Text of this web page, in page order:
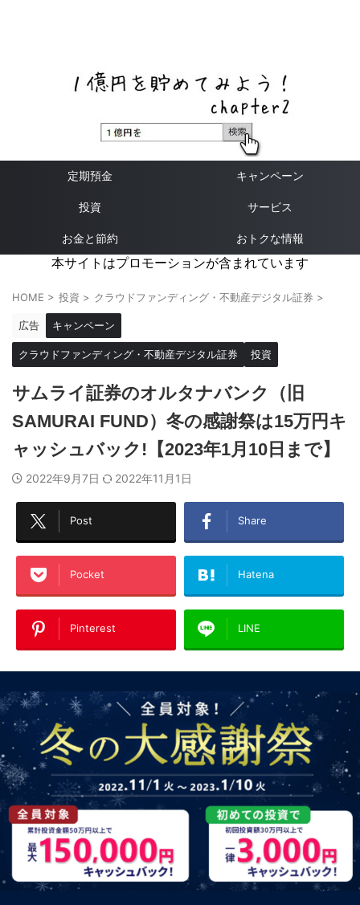
定期預金 キャンペーン
投資 サービス
お金と節約 おトクな情報
本サイトはプロモーションが含まれています
HOME > 投資 > クラウドファンディング・不動産デジタル証券 >
広告 キャンペーン
クラウドファンディング・不動産デジタル証券 投資
サムライ証券のオルタナバンク（旧
SAMURAI FUND）冬の感謝祭は15万円キ
ャッシュバック!【2023年1月10日まで】
2022年9月7日 2022年11月1日
Post Share
Pocket Hatena
Pinterest LINE